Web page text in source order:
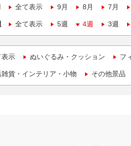
全て表示 9月 8月 7月
全て表示 5週 4週 3週
表示 ぬいぐるみ・クッション フ
貨・インテリア・小物 その他景品